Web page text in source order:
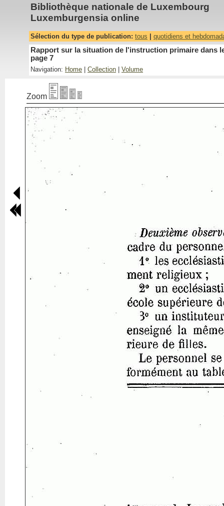
Bibliothèque nationale de Luxembourg
Luxemburgensia online
Sélection du type de publication: tous quotidiens et
Rapport sur la situation de l'instruction primaire dans
page 7
Navigation: Home Collection Volume
Zoom